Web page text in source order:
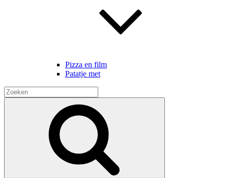
Pizza en film
Patatje met
Zoeken
naar: